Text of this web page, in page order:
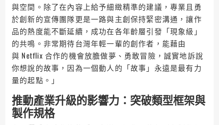
與空間。除了在內容上給予細緻精準的建議，專業且勇
於創新的宣傳團隊更是一路與主創保持緊密溝通，讓作
品的熱度能不斷延續，成功在各年齡層引發「現象級」
的共鳴。非常期待台灣年輕一輩的創作者，能藉由
與 Netflix 合作的機會放膽做夢、勇敢冒險，誠實地訴說
你想說的故事，因為一個動人的「故事」永遠是最有力
量的起點。」
推動產業升級的影響力：突破類型框架與
製作規格